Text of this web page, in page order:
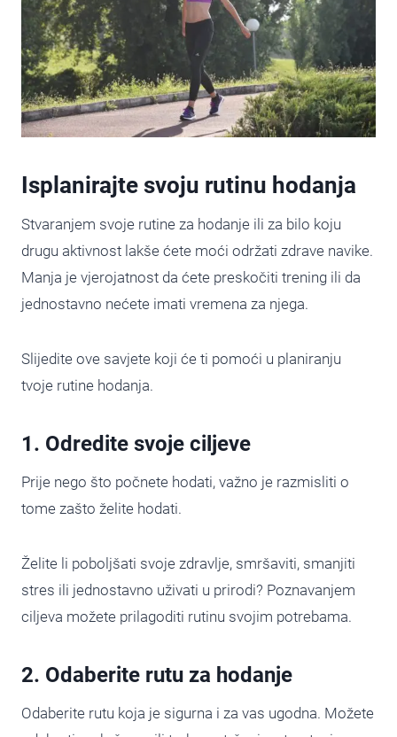
Isplanirajte svoju rutinu hodanja
Stvaranjem svoje rutine za hodanje ili za bilo koju
drugu aktivnost lakše ćete moći održati zdrave navike.
Manja je vjerojatnost da ćete preskočiti trening ili da
jednostavno nećete imati vremena za njega.
Slijedite ove savjete koji će ti pomoći u planiranju
tvoje rutine hodanja.
1. Odredite svoje ciljeve
Prije nego što počnete hodati, važno je razmisliti o
tome zašto želite hodati.
Želite li poboljšati svoje zdravlje, smršaviti, smanjiti
stres ili jednostavno uživati u prirodi? Poznavanjem
ciljeva možete prilagoditi rutinu svojim potrebama.
2. Odaberite rutu za hodanje
Odaberite rutu koja je sigurna i za vas ugodna. Možete